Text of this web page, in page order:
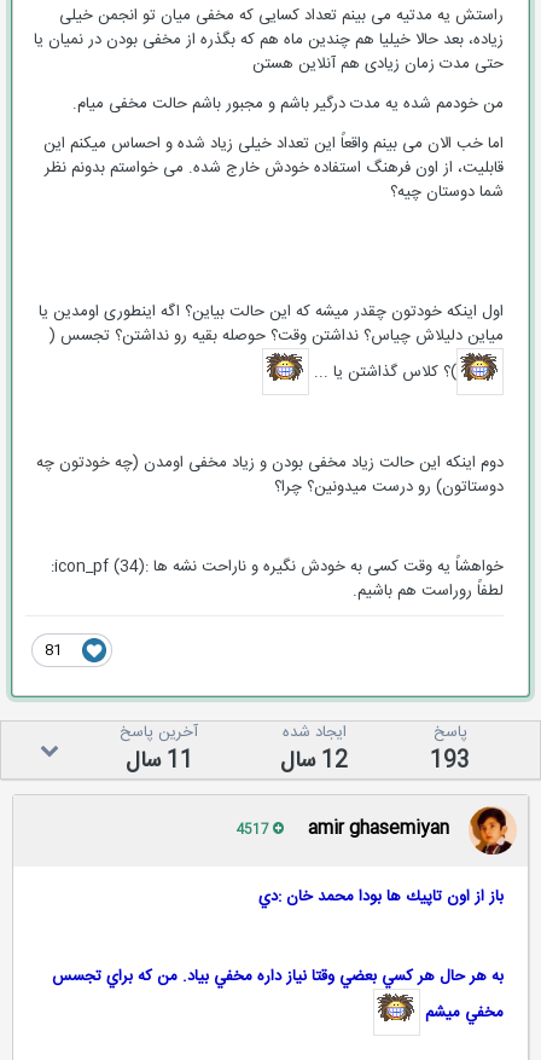
راستش یه مدتیه می بینم تعداد کسایی که مخفی میان تو انجمن خیلی
زیاده، بعد حالا خیلیا هم چندین ماه هم که بگذره از مخفی بودن در نمیان یا
حتی مدت زمان زیادی هم آنلاین هستن
من خودمم شده یه مدت درگیر باشم و مجبور باشم حالت مخفی میام.
اما خب الان می بینم واقعاً این تعداد خیلی زیاد شده و احساس میکنم این
قابلیت، از اون فرهنگ استفاده خودش خارج شده. می خواستم بدونم نظر
شما دوستان چیه؟
اول اینکه خودتون چقدر میشه که این حالت بیاین؟ اگه اینطوری اومدین یا
میاین دلیلاش چیاس؟ نداشتن وقت؟ حوصله بقیه رو نداشتن؟ تجسس (
)؟ کلاس گذاشتن یا ...
دوم اینکه این حالت زیاد مخفی بودن و زیاد مخفی اومدن (چه خودتون چه
دوستاتون) رو درست میدونین؟ چرا؟
خواهشاً یه وقت کسی به خودش نگیره و ناراحت نشه ها :icon_pf (34):
لطفاً روراست هم باشیم.
پاسخ
193
ایجاد شده
12 سال
آخرین پاسخ
11 سال
amir ghasemiyan
باز از اون تاپيك ها بودا محمد خان :دي
به هر حال هر كسي بعضي وقتا نياز داره مخفي بياد. من كه براي تجسس
مخفي ميشم